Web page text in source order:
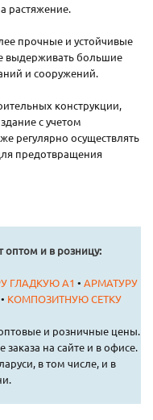
растяжение.
прочные и устойчивые
выдерживать большие
и сооружений.
конструкции,
с учетом
регулярно осуществлять
предотвращения
оптом и в розницу:
ГЛАДКУЮ А1 • АРМАТУРУ
КОМПОЗИТНУЮ СЕТКУ
и розничные цены.
на сайте и в офисе.
в том числе, и в